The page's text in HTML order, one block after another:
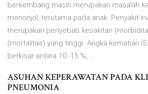
berkembang masih merupakan masalah
menonjol, terutama pada anak. Penyakit
merupakan penyebab kesakitan
(mortalitas) yang tinggi. Angka kematian
berkisar antara 10 -15 %, …
ASUHAN KEPERAWATAN PADA
PNEUMONIA